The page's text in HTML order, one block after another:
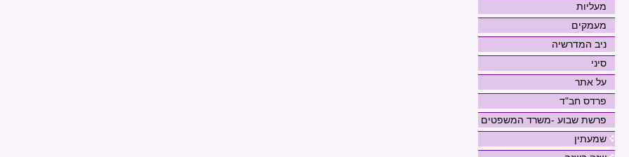
מעליות
מעמקים
ניב המדרשיה
סיני
על אתר
פרדס חב"ד
פרשת שבוע -משרד המשפטים
שמעתין